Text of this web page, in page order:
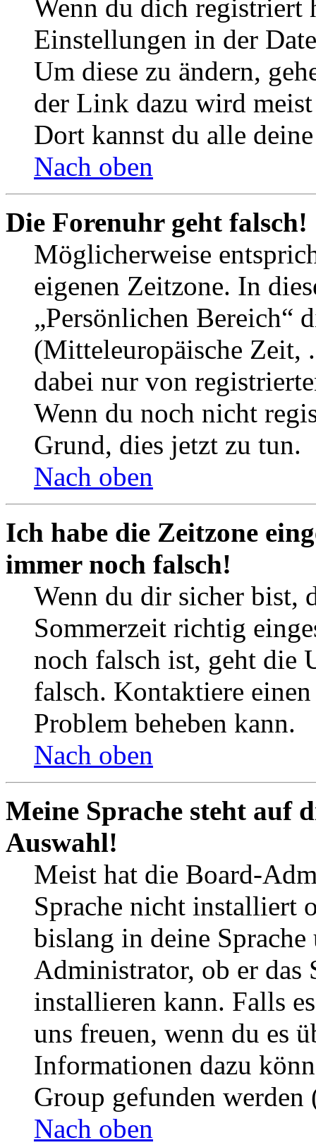
Wenn du dich registriert
Einstellungen in der
Um diese zu ändern,
der Link dazu wird
Dort kannst du alle
Nach oben
Die Forenuhr geht falsch!
Möglicherweise
eigenen Zeitzone. In
„Persönlichen Bereich“
(Mitteleuropäische Zeit,
dabei nur von
Wenn du noch nicht
Grund, dies jetzt zu tun.
Nach oben
Ich habe die Zeitzone
immer noch falsch!
Wenn du dir sicher bist,
Sommerzeit richtig
noch falsch ist, geht die
falsch. Kontaktiere
Problem beheben kann.
Nach oben
Meine Sprache steht auf
Auswahl!
Meist hat die Board-
Sprache nicht installiert
bislang in deine
Administrator, ob er das
installieren kann. Falls
uns freuen, wenn du es
Informationen dazu
Group gefunden
Nach oben